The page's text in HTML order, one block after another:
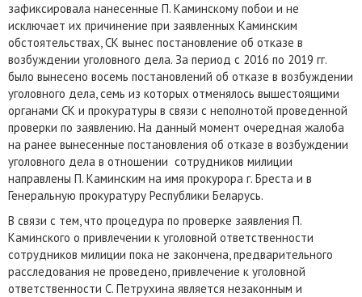
зафиксировала нанесенные П. Каминскому побои и не
исключает их причинение при заявленных Каминским
обстоятельствах, СК вынес постановление об отказе в
возбуждении уголовного дела. За период с 2016 по 2019 гг.
было вынесено восемь постановлений об отказе в возбуждении
уголовного дела, семь из которых отменялось вышестоящими
органами СК и прокуратуры в связи с неполнотой проведенной
проверки по заявлению. На данный момент очередная жалоба
на ранее вынесенные постановления об отказе в возбуждении
уголовного дела в отношении сотрудников милиции
направлены П. Каминским на имя прокурора г. Бреста и в
Генеральную прокуратуру Республики Беларусь.
В связи с тем, что процедура по проверке заявления П.
Каминского о привлечении к уголовной ответственности
сотрудников милиции пока не закончена, предварительного
расследования не проведено, привлечение к уголовной
ответственности С. Петрухина является незаконным и